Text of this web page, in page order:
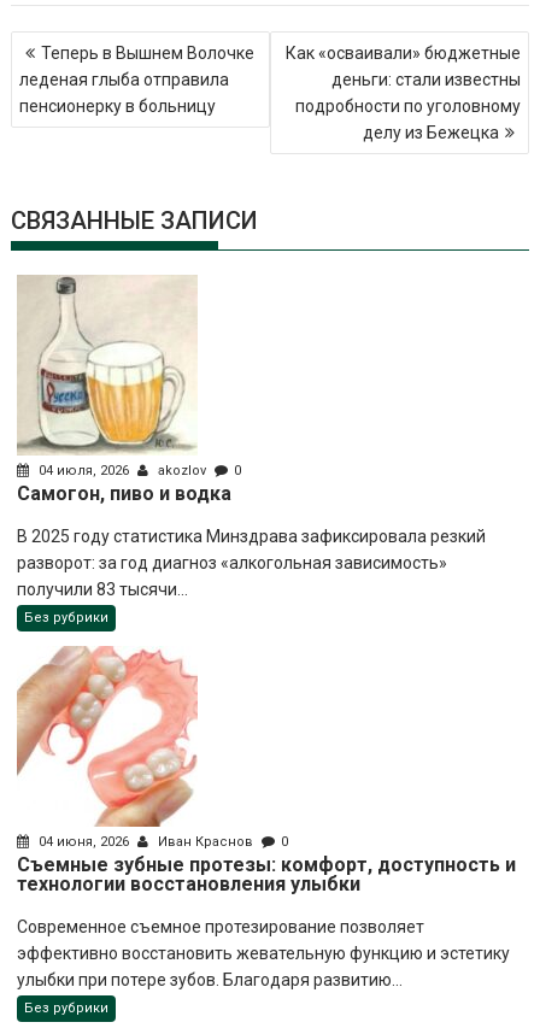
Навигация
по
записям
Теперь в Вышнем Волочке
леденая глыба отправила
пенсионерку в больницу
Как «осваивали» бюджетные
деньги: стали известны
подробности по уголовному
делу из Бежецка
СВЯЗАННЫЕ ЗАПИСИ
04 июля, 2026 akozlov 0
Самогон, пиво и водка
В 2025 году статистика Минздрава зафиксировала резкий
разворот: за год диагноз «алкогольная зависимость»
получили 83 тысячи...
Без рубрики
04 июня, 2026 Иван Краснов 0
Съемные зубные протезы: комфорт, доступность и
технологии восстановления улыбки
Современное съемное протезирование позволяет
эффективно восстановить жевательную функцию и эстетику
улыбки при потере зубов. Благодаря развитию...
Без рубрики